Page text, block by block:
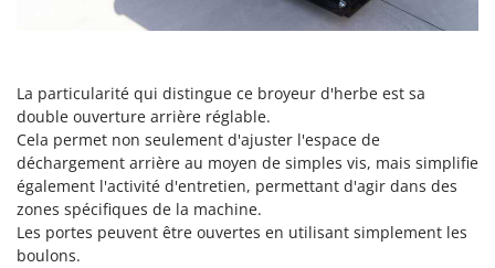
Perches Élagueuses
Planteuses de pommes de terre pour tracteur
Plateaux de coupe pour tracteur
Plumeuses
Pompes d'irrigation à tracteur
Pompes de transfert
Francini
G3 Ferrari
Gardena
Garofalo
GeoTech
GeoTech Pro
Gierre
La particularité qui distingue ce broyeur d'herbe est sa
double ouverture arrière réglable.
Cela permet non seulement d'ajuster l'espace de
déchargement arrière au moyen de simples vis, mais simplifie
également l'activité d'entretien, permettant d'agir dans des
zones spécifiques de la machine.
Les portes peuvent être ouvertes en utilisant simplement les
boulons.